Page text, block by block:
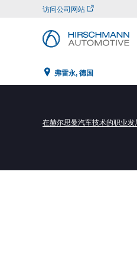
访问公司网站
弗雷永, 德国
在赫尔思曼汽车技术的职业发